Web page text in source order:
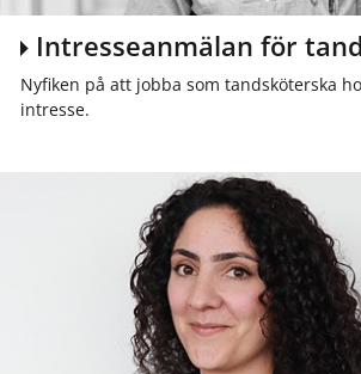
Intresseanmälan för
Nyfiken på att jobba som tandsköterska
intresse.